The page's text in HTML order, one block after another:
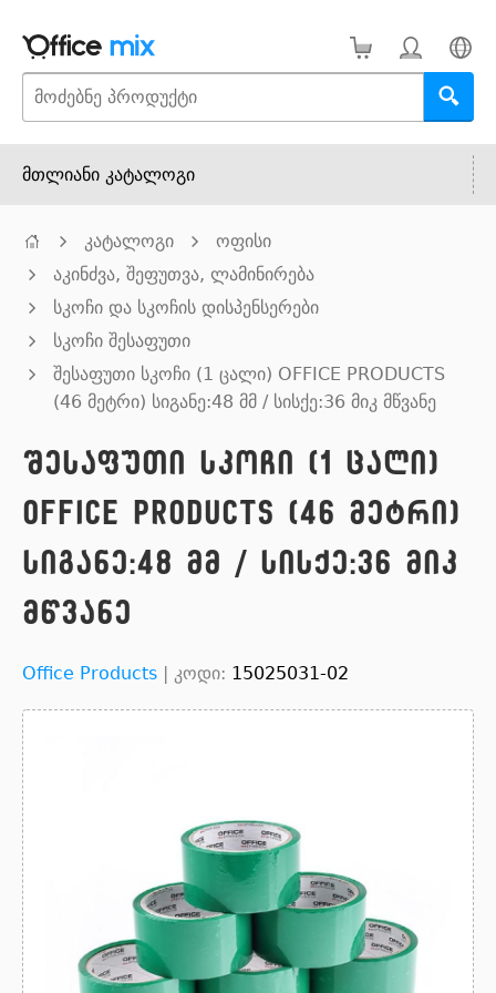
მთლიანი კატალოგი
კატალოგი
ოფისი
აკინძვა, შეფუთვა, ლამინირება
სკოჩი და სკოჩის დისპენსერები
სკოჩი შესაფუთი
შესაფუთი სკოჩი (1 ცალი) OFFICE PRODUCTS
(46 მეტრი) სიგანე:48 მმ / სისქე:36 მიკ მწვანე
შესაფუთი სკოჩი (1 ცალი)
OFFICE PRODUCTS (46 მეტრი)
სიგანე:48 მმ / სისქე:36 მიკ
მწვანე
Office Products | კოდი: 15025031-02